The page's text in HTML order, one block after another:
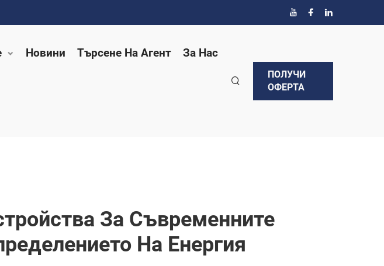
Новини Търсене На Агент За Нас
ПОЛУЧИ
ОФЕРТА
За Съвременните
На Енергия